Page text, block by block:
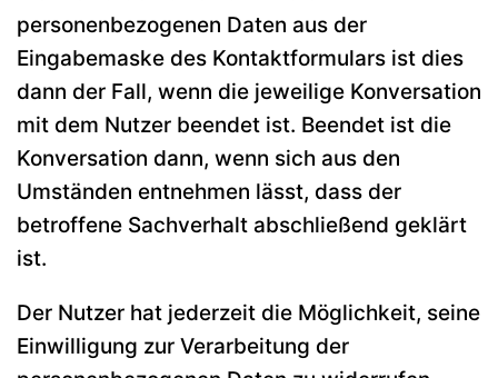
personenbezogenen Daten aus der
Eingabemaske des Kontaktformulars ist dies
dann der Fall, wenn die jeweilige Konversation
mit dem Nutzer beendet ist. Beendet ist die
Konversation dann, wenn sich aus den
Umständen entnehmen lässt, dass der
betroffene Sachverhalt abschließend geklärt
ist.
Der Nutzer hat jederzeit die Möglichkeit, seine
Einwilligung zur Verarbeitung der